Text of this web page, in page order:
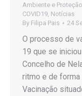
Ambiente e
COVID19 Notícias
By Filipa Pais 24
O processo de
19 que se
Concelho de
ritmo e de
Vacinação